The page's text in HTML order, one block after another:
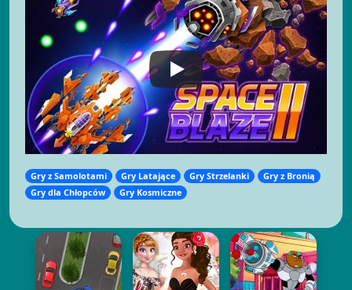
Gry z Samolotami Gry Latające Gry Strzelanki
Gry z Bronią
Gry dla Chłopców
Gry Kosmiczne